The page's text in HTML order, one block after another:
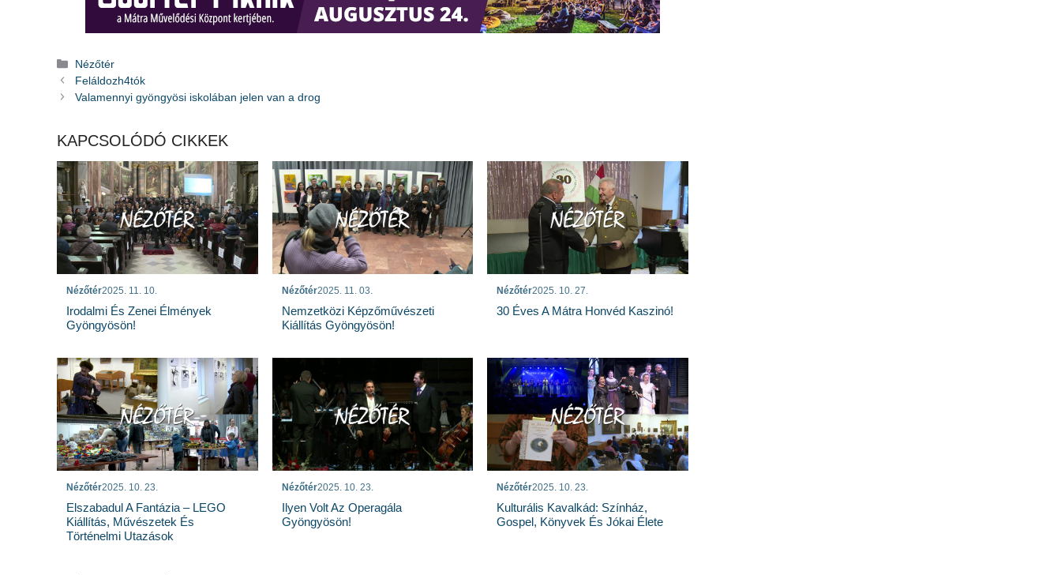
Kategória
Nézőtér
Feláldozh4tók
Valamennyi gyöngyösi iskolában jelen van a drog
KAPCSOLÓDÓ CIKKEK
Nézőtér2025. 11. 10.
Irodalmi És Zenei Élmények
Gyöngyösön!
Nézőtér2025. 11. 03.
Nemzetközi Képzőművészeti
Kiállítás Gyöngyösön!
Nézőtér2025. 10. 27.
30 Éves A Mátra Honvéd Kaszinó!
Nézőtér2025. 10. 23.
Elszabadul A Fantázia – LEGO
Kiállítás, Művészetek És
Történelmi Utazások
Nézőtér2025. 10. 23.
Ilyen Volt Az Operagála
Gyöngyösön!
Nézőtér2025. 10. 23.
Kulturális Kavalkád: Színház,
Gospel, Könyvek És Jókai Élete